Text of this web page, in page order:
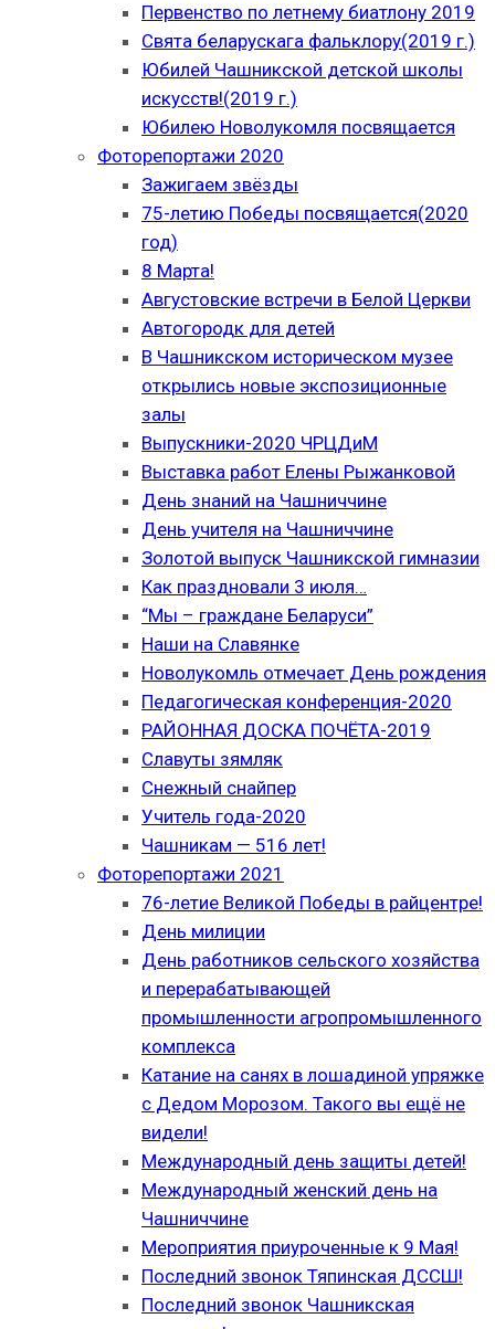
Первенство по летнему биатлону 2019
Свята беларускага фальклору(2019 г.)
Юбилей Чашникской детской школы
искусств!(2019 г.)
Юбилею Новолукомля посвящается
Фоторепортажи 2020
Зажигаем звёзды
75-летию Победы посвящается(2020
год)
8 Марта!
Августовские встречи в Белой Церкви
Автогородк для детей
В Чашникском историческом музее
открылись новые экспозиционные
залы
Выпускники-2020 ЧРЦДиМ
Выставка работ Елены Рыжанковой
День знаний на Чашниччине
День учителя на Чашниччине
Золотой выпуск Чашникской гимназии
Как праздновали 3 июля…
“Мы – граждане Беларуси”
Наши на Славянке
Новолукомль отмечает День рождения
Педагогическая конференция-2020
РАЙОННАЯ ДОСКА ПОЧЁТА-2019
Славуты зямляк
Снежный снайпер
Учитель года-2020
Чашникам — 516 лет!
Фоторепортажи 2021
76-летие Великой Победы в райцентре!
День милиции
День работников сельского хозяйства
и перерабатывающей
промышленности агропромышленного
комплекса
Катание на санях в лошадиной упряжке
с Дедом Морозом. Такого вы ещё не
видели!
Международный день защиты детей!
Международный женский день на
Чашниччине
Мероприятия приуроченные к 9 Мая!
Последний звонок Тяпинская ДССШ!
Последний звонок Чашникская